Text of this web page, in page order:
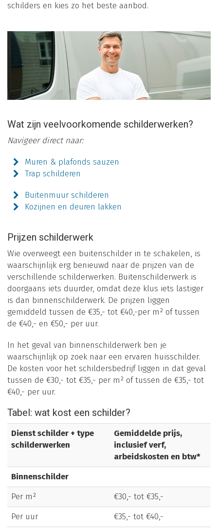
schilders en kies zo het beste aanbod.
Wat zijn veelvoorkomende schilderwerken?
Navigeer direct naar:
Muren & plafonds sauzen
Trap schilderen
Buitenmuur schilderen
Kozijnen en deuren lakken
Prijzen schilderwerk
Wie overweegt een buitenschilder in te schakelen, is
waarschijnlijk erg benieuwd naar de prijzen van de
verschillende schilderwerken. Buitenschilderwerk is
doorgaans iets duurder, omdat deze klus iets lastiger
is dan binnenschilderwerk. De prijzen liggen
gemiddeld tussen de €35,- tot €40,-per m² of tussen
de €40,- en €50,- per uur.
In het geval van binnenschilderwerk ben je
waarschijnlijk op zoek naar een ervaren huisschilder.
De kosten voor het schildersbedrijf liggen in dat geval
tussen de €30,- tot €35,- per m² of tussen de €35,- tot
€40,- per uur.
Tabel: wat kost een schilder?
Dienst schilder + type
schilderwerken
Gemiddelde prijs,
inclusief verf,
arbeidskosten en btw*
Binnenschilder
Per m²
€30,- tot €35,-
Per uur
€35,- tot €40,-